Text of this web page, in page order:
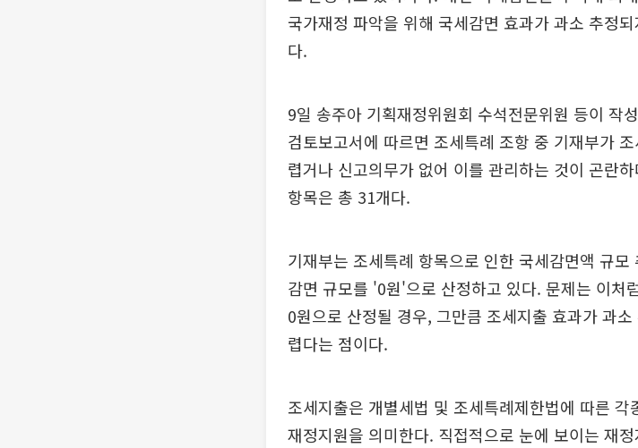
국가재정 파악을 위해 국세감면 효과가 과소 추정
다.
9일 송주아 기획재정위원회 수석전문위원 등이 작
검토보고서에 따르면 조세특례 조항 중 기재부가
렵거나 신고의무가 없어 이를 관리하는 것이 곤란
항목은 총 31개다.
기재부는 조세특례 항목으로 인한 국세감면액 규
감면 규모를 '0원'으로 산정하고 있다. 문제는 이처
0원으로 산정될 경우, 그만큼 조세지출 효과가 과
렵다는 점이다.
조세지출은 개별세법 및 조세특례제한법에 따른 각
재정지원을 의미한다. 직접적으로 눈에 보이는 재